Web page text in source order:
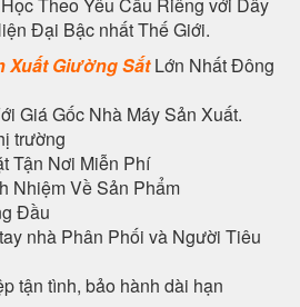
Đại Bậc nhất Thế Giới.
Xuất Giường SắtLớn Nhất Đông
Giá Gốc Nhà Máy Sản Xuất.
trường
Tận Nơi Miễn Phí
Nhiệm Về Sản Phẩm
Đầu
nhà Phân Phối và Người Tiêu
tận tình, bảo hành dài hạn